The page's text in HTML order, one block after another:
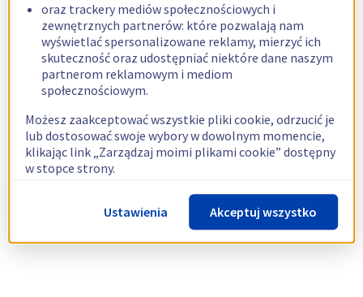
oraz trackery mediów społecznościowych i
zewnętrznych partnerów: które pozwalają nam
wyświetlać spersonalizowane reklamy, mierzyć ich
skuteczność oraz udostępniać niektóre dane naszym
partnerom reklamowym i mediom
społecznościowym.
Możesz zaakceptować wszystkie pliki cookie, odrzucić je
lub dostosować swoje wybory w dowolnym momencie,
klikając link „Zarządzaj moimi plikami cookie” dostępny
w stopce strony.
Więcej informacji znajdziesz w naszejpolityce
dotyczącej wykorzystywania plików cookie.
Ustawienia Akceptuj wszystko